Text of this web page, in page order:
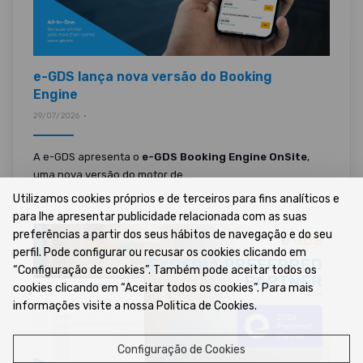
e-GDS lança nova versão do Booking
Engine
29/07/2026 •
A e-GDS apresenta o e-GDS Booking Engine OnSite,
uma nova versão do motor de...
LER MAIS
Utilizamos cookies próprios e de terceiros para fins analíticos e
para lhe apresentar publicidade relacionada com as suas
preferências a partir dos seus hábitos de navegação e do seu
perfil. Pode configurar ou recusar os cookies clicando em
“Configuração de cookies”. Também pode aceitar todos os
cookies clicando em “Aceitar todos os cookies”. Para mais
informações visite a nossa Politica de Cookies.
Configuração de Cookies